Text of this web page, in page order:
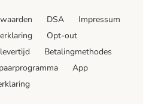
DSA
Impressum
Opt-out
Betalingmethodes
App